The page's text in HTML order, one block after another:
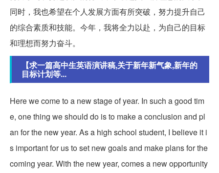
同时，我也希望在个人发展方面有所突破，努力提升自己
的综合素质和技能。今年，我将全力以赴，为自己的目标
和理想而努力奋斗。
【求一篇高中生英语演讲稿,关于新年新气象,新年的
目标计划等...
Here we come to a new stage of year. In such a good tim
e, one thing we should do is to make a conclusion and pl
an for the new year. As a high school student, I believe it i
s important for us to set new goals and make plans for the
coming year. With the new year, comes a new opportunity